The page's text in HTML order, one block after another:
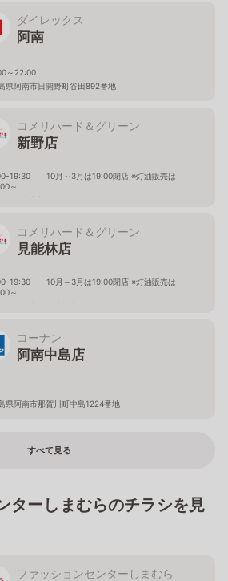
ダイレックス
阿南
～22:00
県阿南市日開野町谷田892番地
コメリハード＆グリーン
新野店
19:30 10月～3月は19:00閉店 ※灯油販売は
～
県阿南市新野町是国149
コメリハード＆グリーン
見能林店
19:30 10月～3月は19:00閉店 ※灯油販売は
～
県阿南市見能林町青木95-1
コーナン
阿南中島店
県阿南市那賀川町中島1224番地
すべて見る
ターしまむらのチラシを見
ファッションセンターしまむら